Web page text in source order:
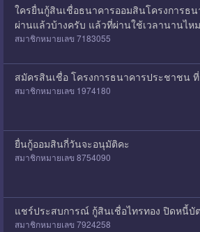
ใครยื่นกู้สินเชื่อธนาคารออมสินโครงการธ
ผ่านแล้วบ้างครับ แล้วที่ผ่านใช้เวลานานไห
สมาชิกหมายเลข 7183055
สมัครสินเชื่อ โครงการธนาคารประชาชน
สมาชิกหมายเลข 1974180
ยื่นกู้ออมสินกี่วันจะอนุมัติคะ
สมาชิกหมายเลข 8754090
แชร์ประสบการณ์ กู้สินเชื่อไทรทอง ปิดหนี้บั
สมาชิกหมายเลข 7924258